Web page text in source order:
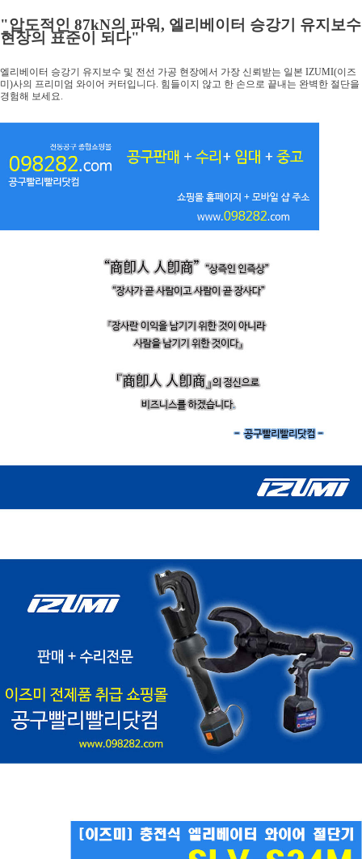
"압도적인 87kN의 파워, 엘리베이터 승강기 유지보수
현장의 표준이 되다"
엘리베이터 승강기 유지보수 및 전선 가공 현장에서 가장 신뢰받는 일본 IZUMI(이즈
미)사의 프리미엄 와이어 커터입니다. 힘들이지 않고 한 손으로 끝내는 완벽한 절단을
경험해 보세요 .